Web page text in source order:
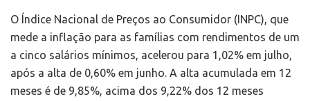
O Índice Nacional de Preços ao Consumidor (INPC), que
mede a inflação para as famílias com rendimentos de um
a cinco salários mínimos, acelerou para 1,02% em julho,
após a alta de 0,60% em junho. A alta acumulada em 12
meses é de 9,85%, acima dos 9,22% dos 12 meses